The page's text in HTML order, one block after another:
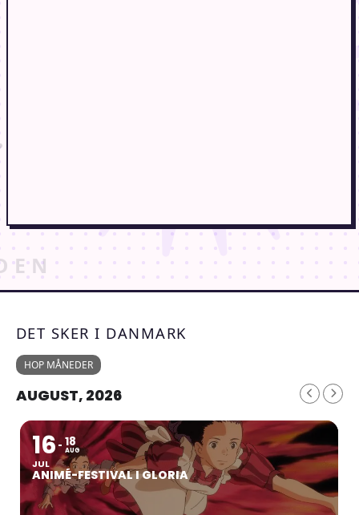
DET SKER I DANMARK
HOP MÅNEDER
AUGUST, 2026
16
JUL
18
AUG
ANIMÉ-FESTIVAL I GLORIA